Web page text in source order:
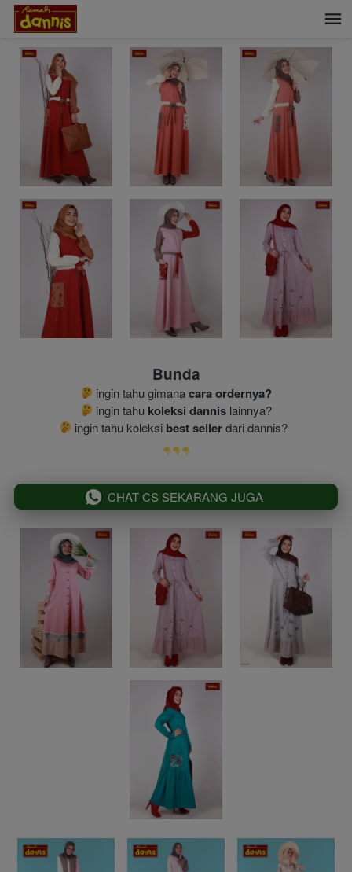
Bunda
ingin tahu gimana cara ordernya?
ingin tahu koleksi dannis lainnya?
ingin tahu koleksi best seller dari dannis?
` CHAT CS SEKARANG JUGA